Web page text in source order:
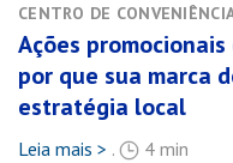
CENTRO DE
Ações
por que sua marca
estratégia local
Leia mais > . 4 min